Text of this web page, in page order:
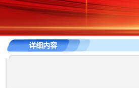
详细内容